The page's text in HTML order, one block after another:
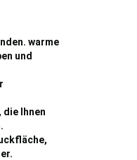
warme
und
Ihnen